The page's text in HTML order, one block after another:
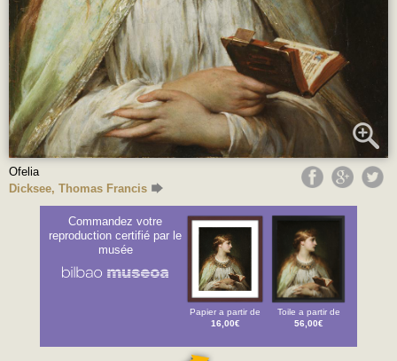
Ofelia
Dicksee, Thomas Francis
Commandez votre
reproduction certifié par le
musée
Papier a partir de
16,00€
Toile a partir de
56,00€